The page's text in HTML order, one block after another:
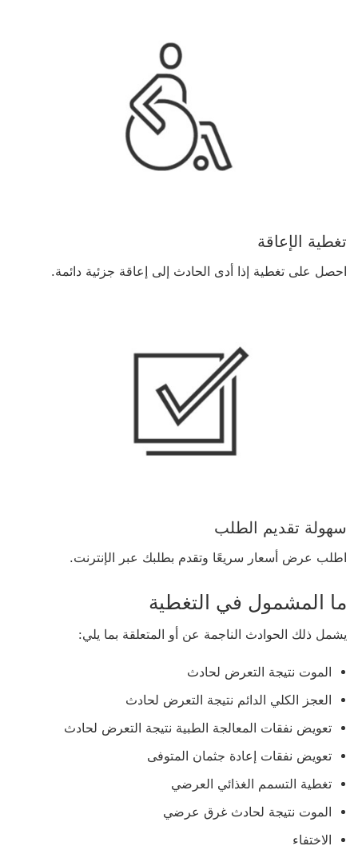
تغطية الإعاقة
احصل على تغطية إذا أدى الحادث إلى إعاقة جزئية دائمة.
سهولة تقديم الطلب
اطلب عرض أسعار سريعًا وتقدم بطلبك عبر الإنترنت.
ما المشمول في التغطية
يشمل ذلك الحوادث الناجمة عن أو المتعلقة بما يلي:
الموت نتيجة التعرض لحادث
العجز الكلي الدائم نتيجة التعرض لحادث
تعويض نفقات المعالجة الطبية نتيجة التعرض لحادث
تعويض نفقات إعادة جثمان المتوفى
تغطية التسمم الغذائي العرضي
الموت نتيجة لحادث غرق عرضي
الاختفاء